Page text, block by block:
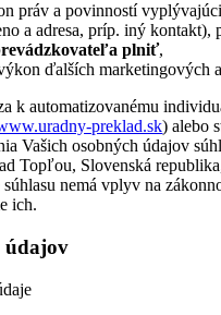
práv a povinností
a adresa, príp. iný
plniť,
ďalších marketingových
k automatizovanému
preklad.sk) alebo
Vašich osobných údajov
Topľou, Slovenská
nemá vplyv na
ich.
údajov